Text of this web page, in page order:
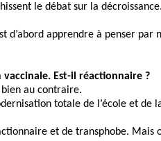
le débat sur la
apprendre à penser par
Est-il réactionnaire ?
au contraire.
totale de l’école et
et de transphobe.